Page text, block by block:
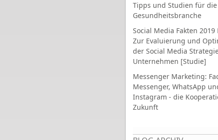
Tipps und Studien für die
Gesundheitsbranche
Social Media Fakten 2019
Zur Evaluierung und
der Social Media
Unternehmen [Studie]
Messenger Marketing:
Messenger, WhatsApp
Instagram - die
Zukunft
Seiten